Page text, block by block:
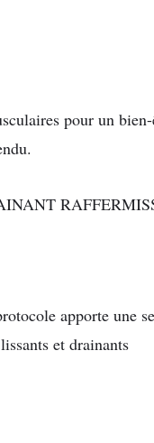
pour un
apporte une
et drainants